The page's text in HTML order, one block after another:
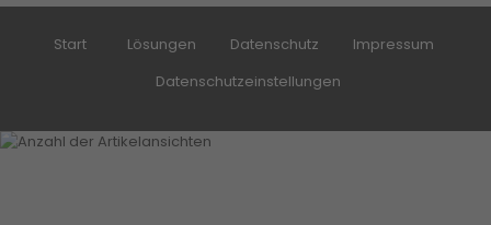
Start Lösungen Datenschutz
Impressum
Datenschutzeinstellungen